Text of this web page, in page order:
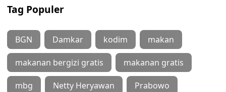
Tag Populer
BGN Damkar kodim makan
makanan bergizi gratis makanan gratis
mbg Netty Heryawan Prabowo